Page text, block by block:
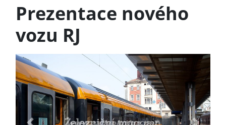
Prezentace nového
vozu RJ